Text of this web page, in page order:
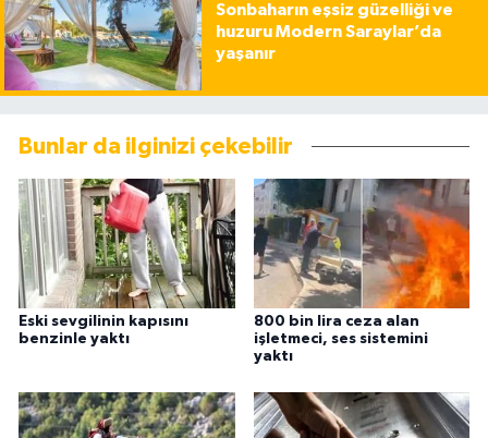
Sonbaharın eşsiz güzelliği ve
huzuru Modern Saraylar’da
yaşanır
Bunlar da ilginizi çekebilir
Eski sevgilinin kapısını
benzinle yaktı
800 bin lira ceza alan
işletmeci, ses sistemini
yaktı